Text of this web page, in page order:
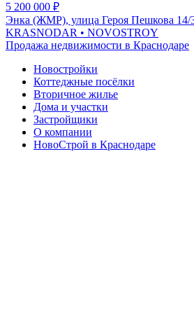
5 200 000 ₽
Энка (ЖМР), улица Героя Пешкова 14/
KRASNODAR • NOVOSTROY
Продажа недвижимости в Краснодаре
Новостройки
Коттеджные посёлки
Вторичное жилье
Дома и участки
Застройщики
О компании
НовоСтрой в Краснодаре